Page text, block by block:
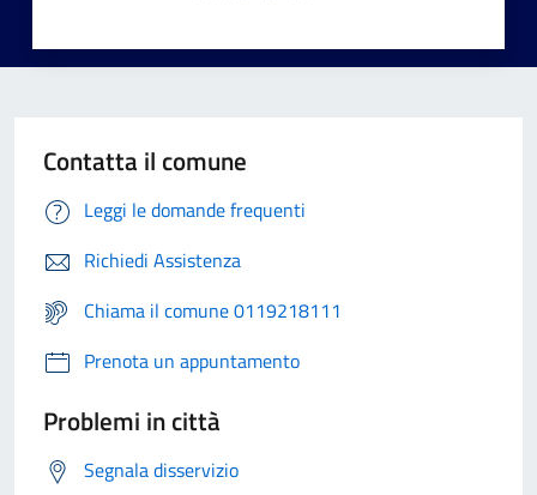
Contatta il comune
Leggi le domande frequenti
Richiedi Assistenza
Chiama il comune 0119218111
Prenota un appuntamento
Problemi in città
Segnala disservizio